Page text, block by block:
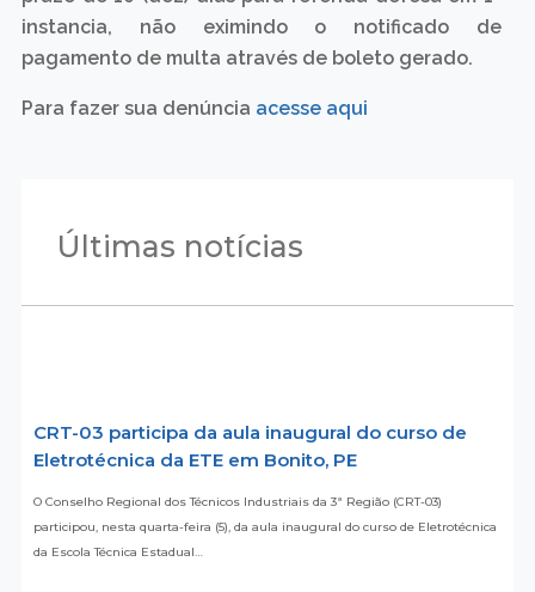
instancia, não eximindo o notificado de
pagamento de multa através de boleto gerado.
Para fazer sua denúncia acesse aqui
Últimas notícias
CRT-03 participa da aula inaugural do curso de
Eletrotécnica da ETE em Bonito, PE
O Conselho Regional dos Técnicos Industriais da 3ª Região (CRT-03)
participou, nesta quarta-feira (5), da aula inaugural do curso de Eletrotécnica
da Escola Técnica Estadual…